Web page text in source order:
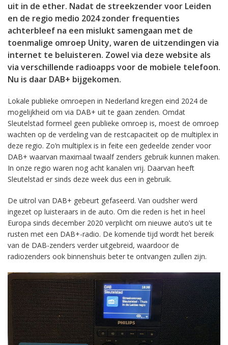
uit in de ether. Nadat de streekzender voor Leiden
en de regio medio 2024 zonder frequenties
achterbleef na een mislukt samengaan met de
toenmalige omroep Unity, waren de uitzendingen via
internet te beluisteren. Zowel via deze website als
via verschillende radioapps voor de mobiele telefoon.
Nu is daar DAB+ bijgekomen.
Lokale publieke omroepen in Nederland kregen eind 2024 de
mogelijkheid om via DAB+ uit te gaan zenden. Omdat
Sleutelstad formeel geen publieke omroep is, moest de omroep
wachten op de verdeling van de restcapaciteit op de multiplex in
deze regio. Zo’n multiplex is in feite een gedeelde zender voor
DAB+ waarvan maximaal twaalf zenders gebruik kunnen maken.
In onze regio waren nog acht kanalen vrij. Daarvan heeft
Sleutelstad er sinds deze week dus een in gebruik.
De uitrol van DAB+ gebeurt gefaseerd. Van oudsher werd
ingezet op luisteraars in de auto. Om die reden is het in heel
Europa sinds december 2020 verplicht om nieuwe auto’s uit te
rusten met een DAB+-radio. De komende tijd wordt het bereik
van de DAB-zenders verder uitgebreid, waardoor de
radiozenders ook binnenshuis beter te ontvangen zullen zijn.